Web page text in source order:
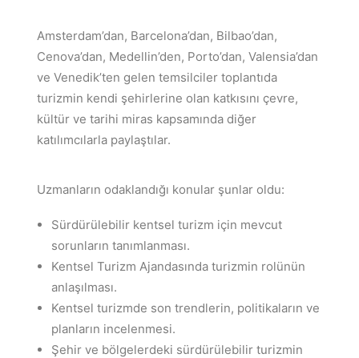
Amsterdam’dan, Barcelona’dan, Bilbao’dan,
Cenova’dan, Medellin’den, Porto’dan, Valensia’dan
ve Venedik’ten gelen temsilciler toplantıda
turizmin kendi şehirlerine olan katkısını çevre,
kültür ve tarihi miras kapsamında diğer
katılımcılarla paylaştılar.
Uzmanların odaklandığı konular şunlar oldu:
Sürdürülebilir kentsel turizm için mevcut
sorunların tanımlanması.
Kentsel Turizm Ajandasında turizmin rolünün
anlaşılması.
Kentsel turizmde son trendlerin, politikaların ve
planların incelenmesi.
Şehir ve bölgelerdeki sürdürülebilir turizmin